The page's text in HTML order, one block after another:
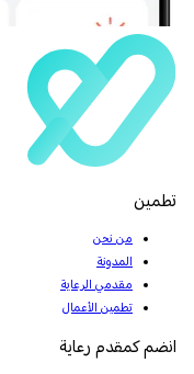
تطمين
من نحن
المدونة
مقدمي الرعاية
تطمين الأعمال
انضم كمقدم رعاية